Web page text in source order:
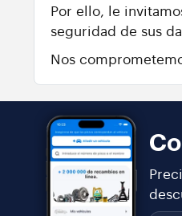
Por ello, le
seguridad de sus
Nos